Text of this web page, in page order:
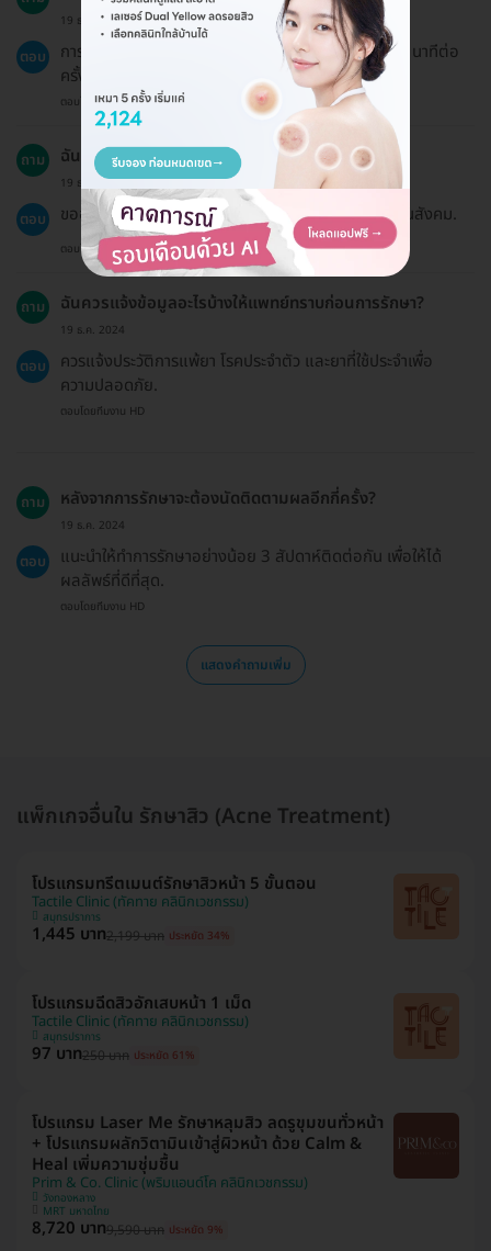
19 ธ.ค. 2024
ตอบ
การรักษาสิวด้วยเมโสเด้ พลัส จะใช้เวลาประมาณ 30-45 นาทีต่อ
ครั้ง.
ตอบโดยทีมงาน HD
ถาม ฉันสามารถใช้ประกันสังคมในการชำระเงินได้หรือไม่?
19 ธ.ค. 2024
ตอบ ขออภัยค่ะ แพ็กเกจบน HDmall ไม่ได้เข้าร่วมสิทธิประกันสังคม.
ตอบโดยทีมงาน HD
ถาม ฉันควรแจ้งข้อมูลอะไรบ้างให้แพทย์ทราบก่อนการรักษา?
19 ธ.ค. 2024
ตอบ
ควรแจ้งประวัติการแพ้ยา โรคประจำตัว และยาที่ใช้ประจำเพื่อ
ความปลอดภัย.
ตอบโดยทีมงาน HD
ถาม หลังจากการรักษาจะต้องนัดติดตามผลอีกกี่ครั้ง?
19 ธ.ค. 2024
ตอบ
แนะนำให้ทำการรักษาอย่างน้อย 3 สัปดาห์ติดต่อกัน เพื่อให้ได้
ผลลัพธ์ที่ดีที่สุด.
ตอบโดยทีมงาน HD
แสดงคำถามเพิ่ม
แพ็กเกจอื่นใน รักษาสิว (Acne Treatment)
โปรแกรมทรีตเมนต์รักษาสิวหน้า 5 ขั้นตอน
Tactile Clinic (ทัคทาย คลินิกเวชกรรม)
สมุทรปราการ
1,445 บาท2,199 บาท ประหยัด 34%
โปรแกรมฉีดสิวอักเสบหน้า 1 เม็ด
Tactile Clinic (ทัคทาย คลินิกเวชกรรม)
สมุทรปราการ
97 บาท250 บาท ประหยัด 61%
โปรแกรม Laser Me รักษาหลุมสิว ลดรูขุมขนทั่วหน้า
+ โปรแกรมผลักวิตามินเข้าสู่ผิวหน้า ด้วย Calm &
Heal เพิ่มความชุ่มชื้น
Prim & Co. Clinic (พริมแอนด์โค คลินิกเวชกรรม)
วังทองหลาง
MRT มหาดไทย
8,720 บาท9,590 บาท ประหยัด 9%